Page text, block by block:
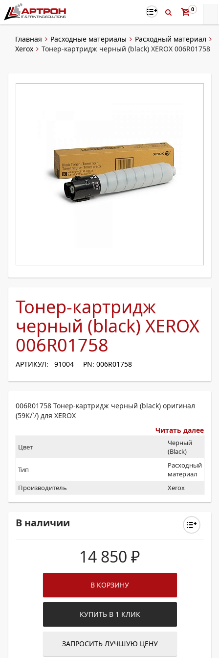
0
Главная Расходные материалы
Расходный материал
Xerox
Тонер-картридж черный (black) XEROX 006R01758
Тонер-картридж
черный (black) XEROX
006R01758
АРТИКУЛ: 91004 PN: 006R01758
006R01758 Тонер-картридж черный (black) оригинал
(59K/`/) для XEROX
Читать далее
Цвет
Черный
(Black)
Тип
Расходный
материал
Производитель
Xerox
В наличии
14 850 ₽
В КОРЗИНУ
КУПИТЬ В 1 КЛИК
ЗАПРОСИТЬ ЛУЧШУЮ ЦЕНУ